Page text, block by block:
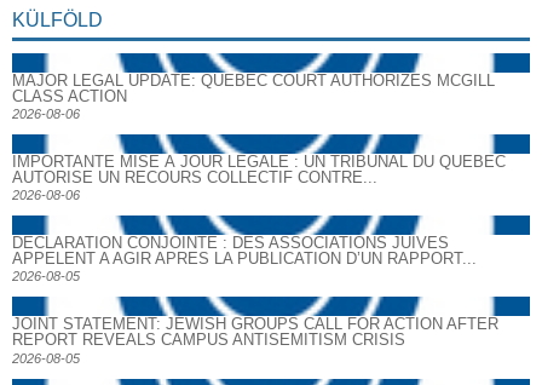
KÜLFÖLD
MAJOR LEGAL UPDATE: QUEBEC COURT AUTHORIZES MCGILL
CLASS ACTION
2026-08-06
IMPORTANTE MISE À JOUR LÉGALE : UN TRIBUNAL DU QUÉBEC
AUTORISE UN RECOURS COLLECTIF CONTRE...
2026-08-06
DECLARATION CONJOINTE : DES ASSOCIATIONS JUIVES
APPELENT A AGIR APRES LA PUBLICATION D’UN RAPPORT...
2026-08-05
JOINT STATEMENT: JEWISH GROUPS CALL FOR ACTION AFTER
REPORT REVEALS CAMPUS ANTISEMITISM CRISIS
2026-08-05